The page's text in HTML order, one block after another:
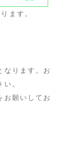
ます。
なります。お
。
お願いしてお